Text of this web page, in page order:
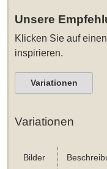
Unsere
Klicken Sie auf
inspirieren.
Variationen
Variationen
Bilder